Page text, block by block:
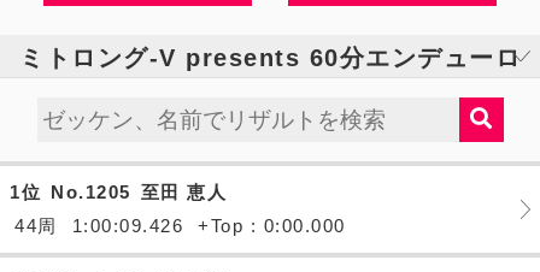
ミトロング-V presents 60分エンデューロ
1位 No.1205 至田 恵人
44周
1:00:09.426 +Top : 0:00.000